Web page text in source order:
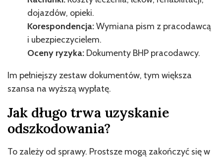
dojazdów, opieki.
Korespondencja:Wymiana pism z pracodawcą
i ubezpieczycielem.
Oceny ryzyka: Dokumenty BHP pracodawcy.
Im pełniejszy zestaw dokumentów, tym większa
szansa na wyższą wypłatę.
Jak długo trwa uzyskanie
odszkodowania?
To zależy od sprawy. Prostsze mogą zakończyć się w